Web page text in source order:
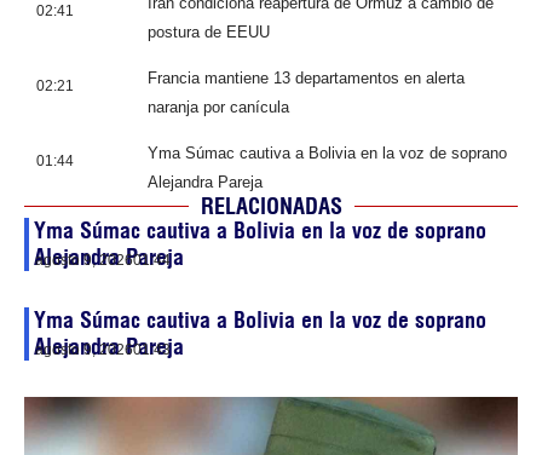
02:41
postura de EEUU
02:21
Francia mantiene 13 departamentos en alerta
naranja por canícula
01:44
Yma Súmac cautiva a Bolivia en la voz de soprano
Alejandra Pareja
RELACIONADAS
Yma Súmac cautiva a Bolivia en la voz de soprano
Alejandra Pareja
agosto 9, 202601:44
Yma Súmac cautiva a Bolivia en la voz de soprano
Alejandra Pareja
agosto 9, 202601:43